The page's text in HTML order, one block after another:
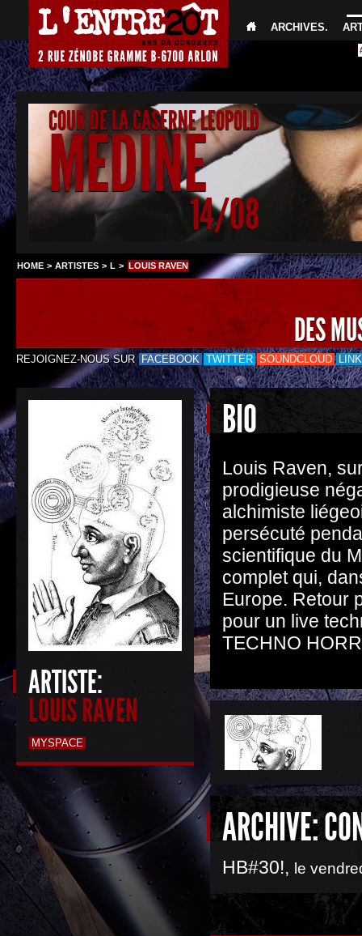
ARCHIVES.
COUR DE LA CASERNE LEOPOLD
MEDINE
14/08
HOME > ARTISTES > L > LOUIS RAVEN
DES
REJOIGNEZ-NOUS SUR FACEBOOK TWITTER SOUNDCLOUD
ARTISTE:
LOUIS RAVEN
MYSPACE
BIO
Louis Raven,
prodigieuse
alchimiste
persécuté
scientifique du
complet qui,
Europe. Retour
pour un live
TECHNO
ARCHIVE:
HB#30!, le